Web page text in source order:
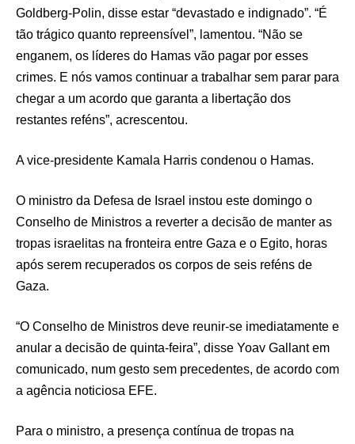
Goldberg-Polin, disse estar “devastado e indignado”. “É
tão trágico quanto repreensível”, lamentou. “Não se
enganem, os líderes do Hamas vão pagar por esses
crimes. E nós vamos continuar a trabalhar sem parar para
chegar a um acordo que garanta a libertação dos
restantes reféns”, acrescentou.
A vice-presidente Kamala Harris condenou o Hamas.
O ministro da Defesa de Israel instou este domingo o
Conselho de Ministros a reverter a decisão de manter as
tropas israelitas na fronteira entre Gaza e o Egito, horas
após serem recuperados os corpos de seis reféns de
Gaza.
“O Conselho de Ministros deve reunir-se imediatamente e
anular a decisão de quinta-feira”, disse Yoav Gallant em
comunicado, num gesto sem precedentes, de acordo com
a agência noticiosa EFE.
Para o ministro, a presença contínua de tropas na